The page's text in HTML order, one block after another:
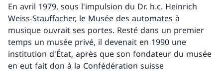
En avril 1979, sous l'impulsion du Dr. h.c. Heinrich
Weiss-Stauffacher, le Musée des automates à
musique ouvrait ses portes. Resté dans un premier
temps un musée privé, il devenait en 1990 une
institution d'État, après que son fondateur du musée
en eut fait don à la Confédération suisse